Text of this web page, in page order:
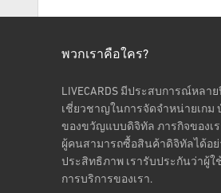
พวกเราคือใคร?
LIVECARDS มีประสบการณ์หลา
เชี่ยวชาญในการจัดจำหน่ายเก
ของขวัญแบบดิจิทัล ภารกิจของเ
ผู้คนสามารถซื้อสินค้าดิจิทัลได้อ
ประสิทธิภาพ เรารับประกันว่าผู้ใ
การบริการของเรา.